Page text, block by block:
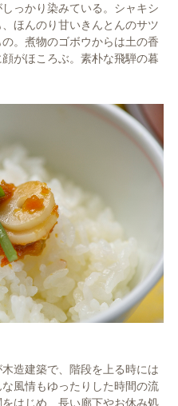
っかり染みている。シャキシ
ほんのり甘いきんとんのサツ
。煮物のゴボウからは土の香
がほころぶ。素朴な飛騨の暮
造建築で、階段を上る時には
風情もゆったりした時間の流
はじめ、長い廊下やお休み処